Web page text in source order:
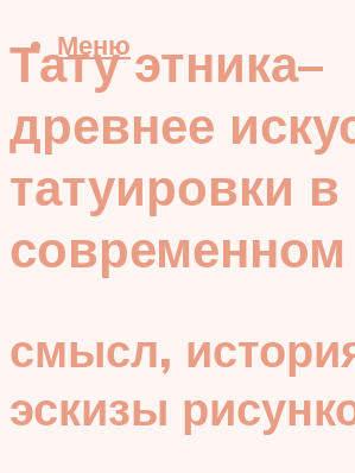
Меню
Тату этника–
древнее
татуировки в
смысл,
эскизы